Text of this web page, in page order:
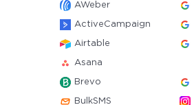
AWeber
ActiveCampaign
Airtable
Asana
Brevo
BulkSMS